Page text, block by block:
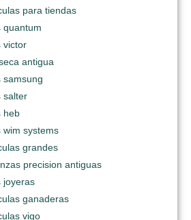
para tiendas
quantum
victor
antigua
samsung
salter
heb
wim systems
grandes
precision antiguas
joyeras
ganaderas
vigo